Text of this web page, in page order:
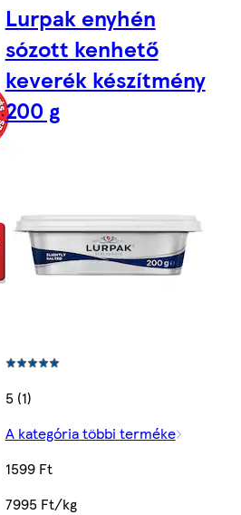
Lurpak enyhén
sózott kenhető
keverék készítmény
200 g
5 (1)
A kategória többi terméke
1599 Ft
7995 Ft/kg